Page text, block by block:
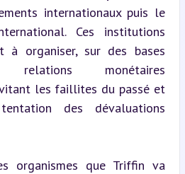
internationaux puis le
Ces institutions
à organiser, sur des bases
monétaires
les faillites du passé et
des dévaluations
organismes que Triffin va